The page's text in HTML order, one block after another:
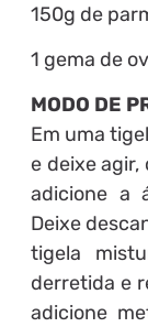
150g de
1 gema de
MODO DE
Em uma
e deixe
adicione a
Deixe
tigela
derretida e
adicione